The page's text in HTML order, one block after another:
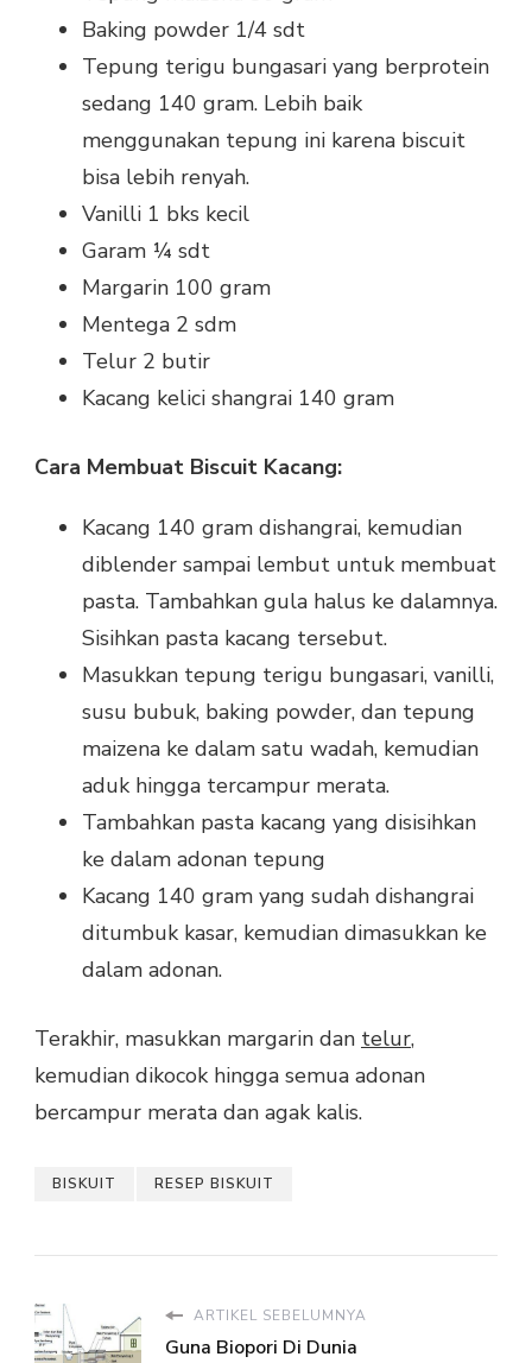
Baking powder 1/4 sdt
Tepung terigu bungasari yang berprotein
sedang 140 gram. Lebih baik
menggunakan tepung ini karena biscuit
bisa lebih renyah.
Vanilli 1 bks kecil
Garam ¼ sdt
Margarin 100 gram
Mentega 2 sdm
Telur 2 butir
Kacang kelici shangrai 140 gram
Cara Membuat Biscuit Kacang:
Kacang 140 gram dishangrai, kemudian
diblender sampai lembut untuk membuat
pasta. Tambahkan gula halus ke dalamnya.
Sisihkan pasta kacang tersebut.
Masukkan tepung terigu bungasari, vanilli,
susu bubuk, baking powder, dan tepung
maizena ke dalam satu wadah, kemudian
aduk hingga tercampur merata.
Tambahkan pasta kacang yang disisihkan
ke dalam adonan tepung
Kacang 140 gram yang sudah dishangrai
ditumbuk kasar, kemudian dimasukkan ke
dalam adonan.
Terakhir, masukkan margarin dan telur,
kemudian dikocok hingga semua adonan
bercampur merata dan agak kalis.
BISKUIT RESEP BISKUIT
ARTIKEL SEBELUMNYA
Guna Biopori Di Dunia